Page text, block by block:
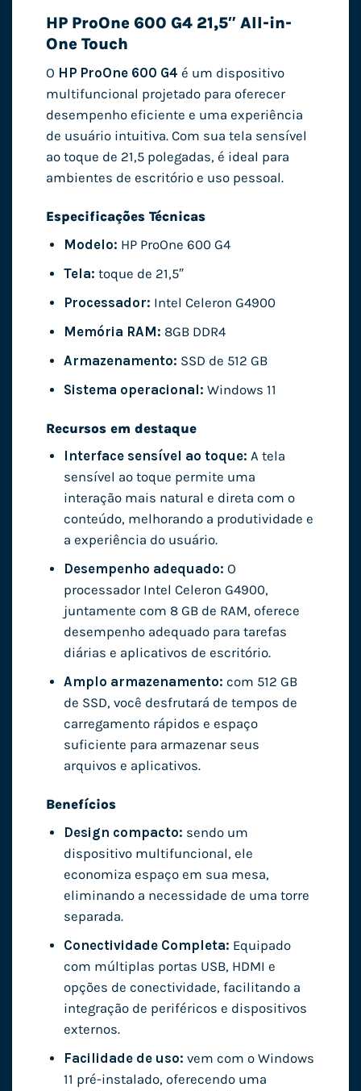
HP ProOne 600 G4 21,5″ All-in-
One Touch
O HP ProOne 600 G4 é um dispositivo
multifuncional projetado para oferecer
desempenho eficiente e uma experiência
de usuário intuitiva. Com sua tela sensível
ao toque de 21,5 polegadas, é ideal para
ambientes de escritório e uso pessoal.
Especificações Técnicas
Modelo: HP ProOne 600 G4
Tela: toque de 21,5″
Processador: Intel Celeron G4900
Memória RAM: 8GB DDR4
Armazenamento: SSD de 512 GB
Sistema operacional: Windows 11
Recursos em destaque
Interface sensível ao toque: A tela
sensível ao toque permite uma
interação mais natural e direta com o
conteúdo, melhorando a produtividade e
a experiência do usuário.
Desempenho adequado: O
processador Intel Celeron G4900,
juntamente com 8 GB de RAM, oferece
desempenho adequado para tarefas
diárias e aplicativos de escritório.
Amplo armazenamento: com 512 GB
de SSD, você desfrutará de tempos de
carregamento rápidos e espaço
suficiente para armazenar seus
arquivos e aplicativos.
Benefícios
Design compacto: sendo um
dispositivo multifuncional, ele
economiza espaço em sua mesa,
eliminando a necessidade de uma torre
separada.
Conectividade Completa: Equipado
com múltiplas portas USB, HDMI e
opções de conectividade, facilitando a
integração de periféricos e dispositivos
externos.
Facilidade de uso: vem com o Windows
11 pré-instalado, oferecendo uma